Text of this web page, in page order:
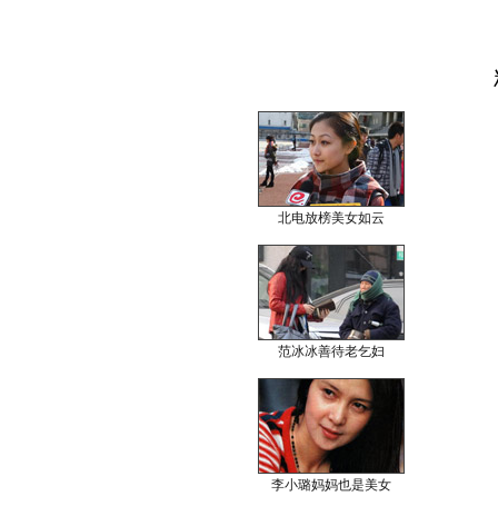
北电放榜美女如云
范冰冰善待老乞妇
李小璐妈妈也是美女